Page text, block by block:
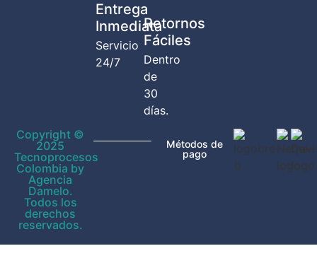
Entrega
Inmediata
Servicio
24/7
Retornos
Fáciles
Dentro
de
30
días.
Copyright ©
2025
Tecnoprocesos
Colombia by
Agencia
Damelo.
Todos los
derechos
reservados.
Métodos de
pago